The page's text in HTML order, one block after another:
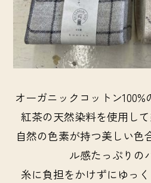
オーガニックコットン
紅茶の天然染料を使用して
自然の色素が持つ美しい色
ル感たっぷりの
糸に負担をかけずにゆっ